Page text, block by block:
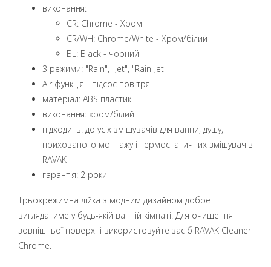
виконання:
CR: Chrome - Хром
CR/WH: Chrome/White - Хром/білий
BL: Black - чорний
3 режими: "Rain", "Jet", "Rain-Jet"
Air функція - підсос повітря
матеріал: ABS пластик
виконання: хром/білий
підходить: до усіх змішувачів для ванни, душу,
прихованого монтажу і термостатичних змішувачів
RAVAK
гарантія: 2 роки
Трьохрежимна лійка з модним дизайном добре
виглядатиме у будь-якій ванній кімнаті. Для очищення
зовнішньої поверхні використовуйте засіб RAVAK Cleaner
Chrome.